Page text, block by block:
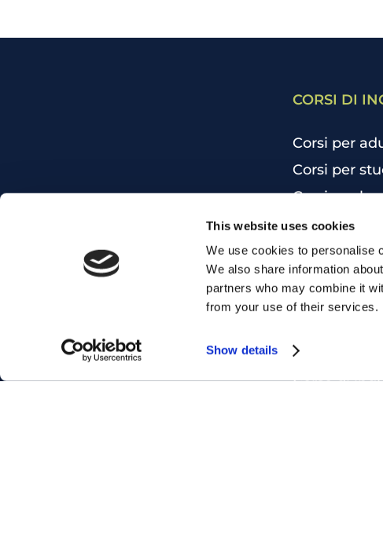
This website uses cookies
We use cookies to personalise
We also share information
partners who may combine it
from your use of their services.
Show details
LAVORA CON NOI
F.A.Q.
MYES WORLD
CORSI DI
Corsi per
Corsi per
Corsi per
Corsi
Corsi
Inglese per
Ottieni una
Corsi di
Corso di